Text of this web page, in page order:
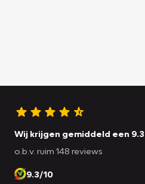
Wij krijgen gemiddeld een 9.3
o.b.v. ruim 148 reviews
9.3/10